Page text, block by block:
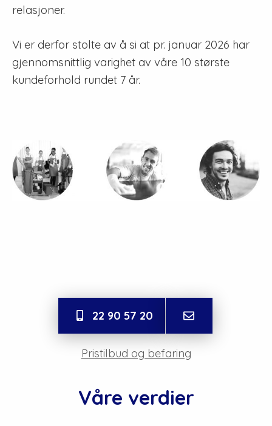
relasjoner.
Vi er derfor stolte av å si at pr. januar 2026 har
gjennomsnittlig varighet av våre 10 største
kundeforhold rundet 7 år.
22 90 57 20
Pristilbud og befaring
Våre verdier